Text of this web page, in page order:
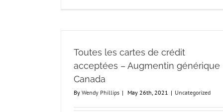
Toutes les cartes de crédit
acceptées – Augmentin générique
Canada
By Wendy Phillips | May 26th, 2021 | Uncategorized